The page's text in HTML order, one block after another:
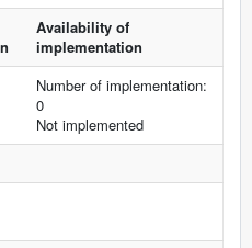
Availability of
implementation
Number of implementation:
0
Not implemented